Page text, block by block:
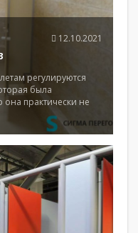
регулируются
была
она практически не
12.10.2021